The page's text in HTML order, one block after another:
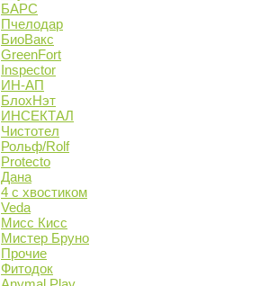
БАРС
Пчелодар
БиоВакс
GreenFort
Inspector
ИН-АП
БлохНэт
ИНСЕКТАЛ
Чистотел
Рольф/Rolf
Protecto
Дана
4 с хвостиком
Veda
Мисс Кисс
Мистер Бруно
Прочие
Фитодок